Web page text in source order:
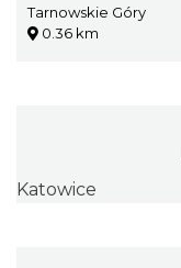
Tarnowskie Góry
0.36 km
Katowice